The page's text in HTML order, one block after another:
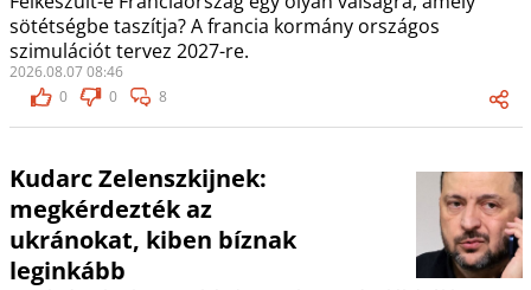
sötétségbe taszítja? A francia kormány országos
szimulációt tervez 2027-re.
2026.08.07 08:46
0
0 8
Kudarc Zelenszkijnek:
megkérdezték az
ukránokat, kiben bíznak
leginkább